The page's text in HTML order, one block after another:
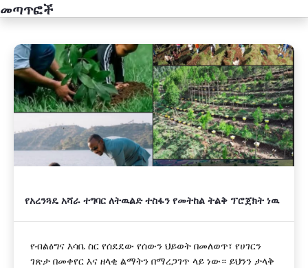
መጣጥፎች
አዲስ
የአረንጓዴ አሻራ ተግባር ለትዉልድ ተስፋን የመትከል ትልቅ ፕሮጀክት ነዉ
የብልፅግና እሳቤ ስር የሰደደው የሰውን ህይወት በመለወጥ፣ የሀገርን
ገጽታ በመቀየር እና ዘላቂ ልማትን በማረጋገጥ ላይ ነው። ይህንን ታላቅ